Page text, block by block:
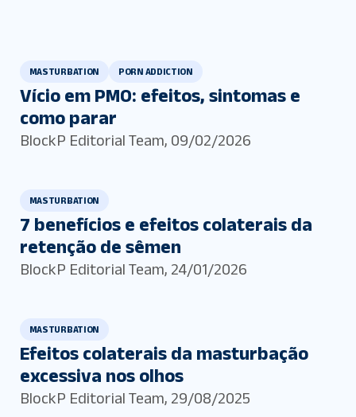
MASTURBATION PORN ADDICTION
Vício em PMO: efeitos, sintomas e
como parar
BlockP Editorial Team, 09/02/2026
MASTURBATION
7 benefícios e efeitos colaterais da
retenção de sêmen
BlockP Editorial Team, 24/01/2026
MASTURBATION
Efeitos colaterais da masturbação
excessiva nos olhos
BlockP Editorial Team, 29/08/2025